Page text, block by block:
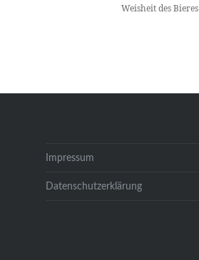
Weisheit des Bieres
Impressum
Datenschutzerklärung